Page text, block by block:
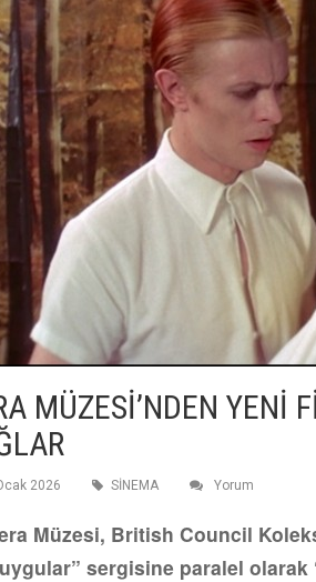
MÜZESİ’NDEN YENİ
2026 SİNEMA Yorum
Müzesi, British Council
sergisine paralel olarak